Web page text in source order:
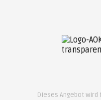
Dieses Angebot wird